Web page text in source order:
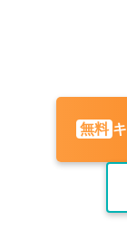
無料